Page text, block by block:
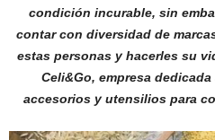
condición incurable, sin
contar con diversidad de
estas personas y hacerles su
Celi&Go, empresa
accesorios y utensilios para